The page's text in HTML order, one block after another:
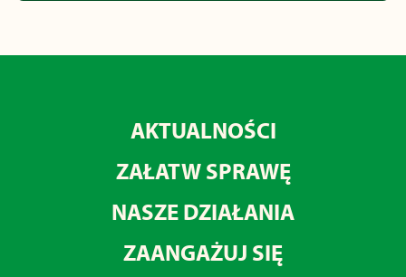
AKTUALNOŚCI
ZAŁATW SPRAWĘ
NASZE DZIAŁANIA
ZAANGAŻUJ SIĘ